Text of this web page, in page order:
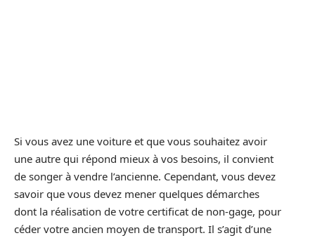
Si vous avez une voiture et que vous souhaitez avoir
une autre qui répond mieux à vos besoins, il convient
de songer à vendre l’ancienne. Cependant, vous devez
savoir que vous devez mener quelques démarches
dont la réalisation de votre certificat de non-gage, pour
céder votre ancien moyen de transport. Il s’agit d’une